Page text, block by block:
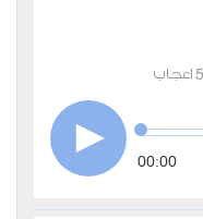
5 اعجاب
00:00